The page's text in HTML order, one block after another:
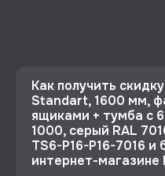
Как получить
Standart, 1600 мм,
ящиками + тумба с
1000, серый RAL
TS6-P16-P16-7016 и
интернет-магазине